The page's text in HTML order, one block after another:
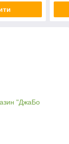
"ДжаБо